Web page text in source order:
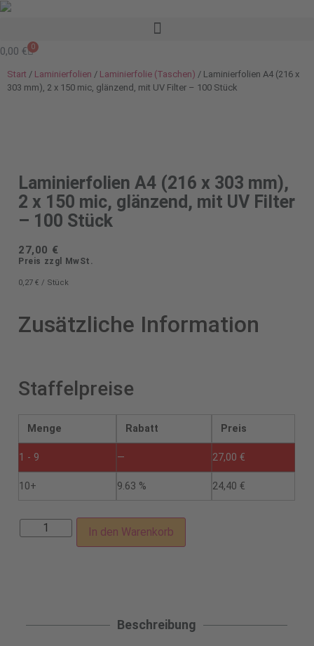
0,00 € 0
Start / Laminierfolien / Laminierfolie (Taschen) / Laminierfolien A4 (216 x
303 mm), 2 x 150 mic, glänzend, mit UV Filter – 100 Stück
Laminierfolien A4 (216 x 303 mm),
2 x 150 mic, glänzend, mit UV Filter
– 100 Stück
27,00 €
Preis zzgl MwSt.
0,27 € / Stück
Zusätzliche Information
Staffelpreise
Menge Rabatt Preis
1 - 9 — 27,00 €
10+ 9.63 % 24,40 €
In den Warenkorb
Beschreibung